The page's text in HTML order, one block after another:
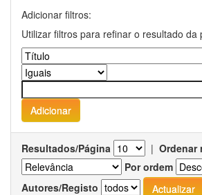
Adicionar filtros:
Utilizar filtros para refinar o resultado da
Resultados/Página | Ordenar
Por ordem
Autores/Registo